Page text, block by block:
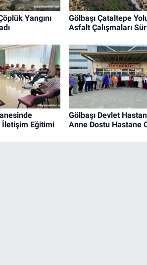
Yangını
Gölbaşı Çataltepe
Asfalt Çalışmaları
İletişim Eğitimi
Gölbaşı Devlet
Anne Dostu Hastane